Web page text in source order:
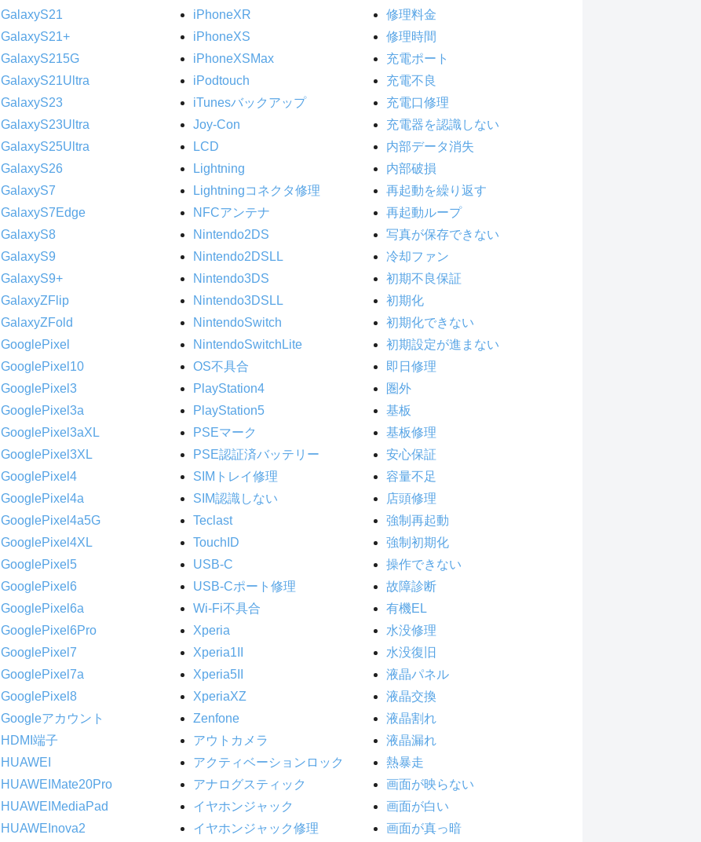
GalaxyS21
GalaxyS21+
GalaxyS215G
GalaxyS21Ultra
GalaxyS23
GalaxyS23Ultra
GalaxyS25Ultra
GalaxyS26
GalaxyS7
GalaxyS7Edge
GalaxyS8
GalaxyS9
GalaxyS9+
GalaxyZFlip
GalaxyZFold
GooglePixel
GooglePixel10
GooglePixel3
GooglePixel3a
GooglePixel3aXL
GooglePixel3XL
GooglePixel4
GooglePixel4a
GooglePixel4a5G
GooglePixel4XL
GooglePixel5
GooglePixel6
GooglePixel6a
GooglePixel6Pro
GooglePixel7
GooglePixel7a
GooglePixel8
Googleアカウント
HDMI端子
HUAWEI
HUAWEIMate20Pro
HUAWEIMediaPad
HUAWEInova2
iPhoneXR
iPhoneXS
iPhoneXSMax
iPodtouch
iTunesバックアップ
Joy-Con
LCD
Lightning
Lightningコネクタ修理
NFCアンテナ
Nintendo2DS
Nintendo2DSLL
Nintendo3DS
Nintendo3DSLL
NintendoSwitch
NintendoSwitchLite
OS不具合
PlayStation4
PlayStation5
PSEマーク
PSE認証済バッテリー
SIMトレイ修理
SIM認識しない
Teclast
TouchID
USB-C
USB-Cポート修理
Wi-Fi不具合
Xperia
Xperia1II
Xperia5II
XperiaXZ
Zenfone
アウトカメラ
アクティベーションロック
アナログスティック
イヤホンジャック
イヤホンジャック修理
修理料金
修理時間
充電ポート
充電不良
充電口修理
充電器を認識しない
内部データ消失
内部破損
再起動を繰り返す
再起動ループ
写真が保存できない
冷却ファン
初期不良保証
初期化
初期化できない
初期設定が進まない
即日修理
圏外
基板
基板修理
安心保証
容量不足
店頭修理
強制再起動
強制初期化
操作できない
故障診断
有機EL
水没修理
水没復旧
液晶パネル
液晶交換
液晶割れ
液晶漏れ
熱暴走
画面が映らない
画面が白い
画面が真っ暗